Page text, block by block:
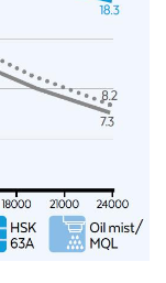
Informationen zu